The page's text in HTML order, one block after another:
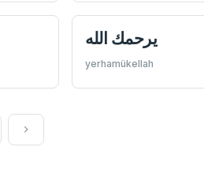
يرحمك الله
yerhamükellah